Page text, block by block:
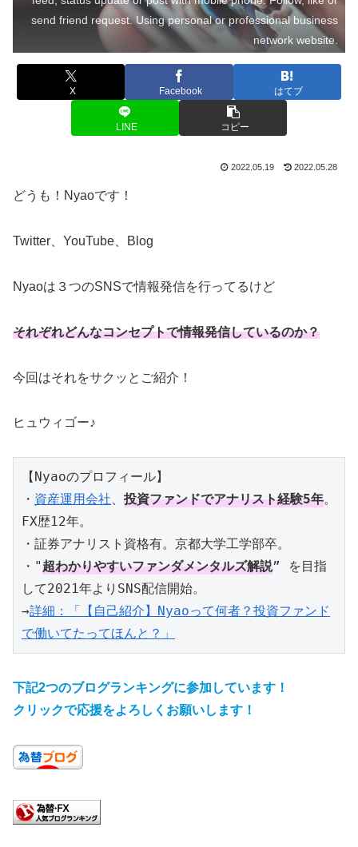
send friend request. Using personal or professional business
network website.
X Facebook はてブ
LINE コピー
2022.05.19 2022.05.28
どうも！Nyaoです！
Twitter、YouTube、Blog
Nyaoは３つのSNSで情報発信を行ってるけど
それぞれどんなコンセプトで情報発信しているのか？
今回はそれをサクッとご紹介！
ヒュウィゴー♪
【Nyaoのプロフィール】
・ 資産運用会社、 投資ファンドでアナリスト経験5年。
FX歴12年。
・証券アナリスト資格有。京都大学工学部卒。
・"超わかりやすいファンダメンタルズ解説” を目指
して2021年よりSNS配信開始。
→詳細：「【自己紹介】Nyaoって何者？投資ファンド
で働いてたってほんと？」
下記2つのブログランキングに参加しています ！
クリックで応援をよろしくお願いします ！